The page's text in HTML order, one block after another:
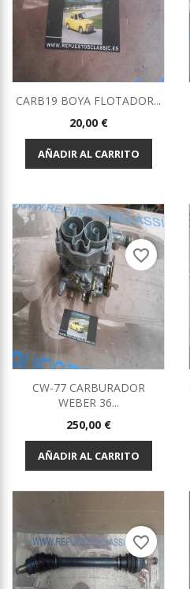
CARB19 BOYA FLOTADOR...
Precio
20,00 €
AÑADIR AL CARRITO
CW-77 CARBURADOR
WEBER 36...
Precio
250,00 €
AÑADIR AL CARRITO
favorite_border
favorite_border